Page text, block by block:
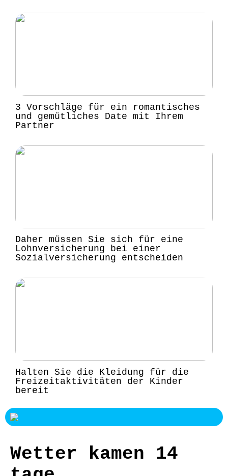
3 Vorschläge für ein romantisches
und gemütliches Date mit Ihrem
Partner
Daher müssen Sie sich für eine
Lohnversicherung bei einer
Sozialversicherung entscheiden
Halten Sie die Kleidung für die
Freizeitaktivitäten der Kinder
bereit
Wetter kamen 14